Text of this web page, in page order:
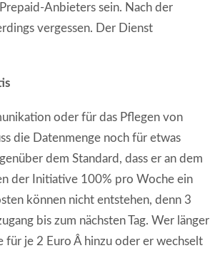
Anbieters sein. Nach der
vergessen. Der Dienst
oder für das Pflegen von
die Datenmenge noch für etwas
dem Standard, dass er an dem
der Initiative 100% pro Woche ein
können nicht entstehen, denn 3
bis zum nächsten Tag. Wer länger
je 2 Euro Â hinzu oder er wechselt